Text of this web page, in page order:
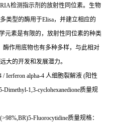
RIA检测指示剂的放射性同位素。生物
类型的酶用于Elisa，并建立相应的
元素是有限的，放射性同位素的种类
酶作用底物也有多种多样，与此相对
大的开发和发展潜力。
/ Ierferon alpha-4 人细胞裂解液 (阳性
Dimethyl-1,3-cyclohexanedione质量规
(>98%,BR)5-Fluorocytidine质量规格：